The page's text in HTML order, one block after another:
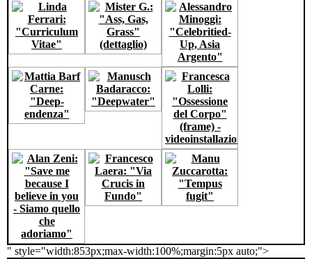
" style="width:853px;max-width:100%;margin:5px auto;">